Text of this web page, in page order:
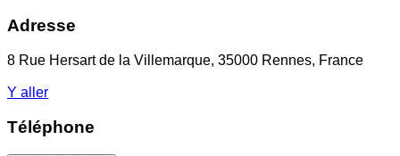
Adresse
8 Rue Hersart de la Villemarque, 35000 Rennes, France
Y aller
Téléphone